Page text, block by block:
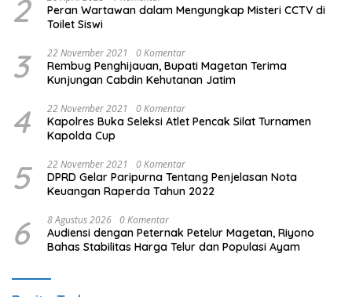
2
Peran Wartawan dalam Mengungkap Misteri CCTV di
Toilet Siswi
3 22 November 2021 0 Komentar
Rembug Penghijauan, Bupati Magetan Terima
Kunjungan Cabdin Kehutanan Jatim
4 22 November 2021 0 Komentar
Kapolres Buka Seleksi Atlet Pencak Silat Turnamen
Kapolda Cup
5 22 November 2021 0 Komentar
DPRD Gelar Paripurna Tentang Penjelasan Nota
Keuangan Raperda Tahun 2022
6 8 Agustus 2026 0 Komentar
Audiensi dengan Peternak Petelur Magetan, Riyono
Bahas Stabilitas Harga Telur dan Populasi Ayam